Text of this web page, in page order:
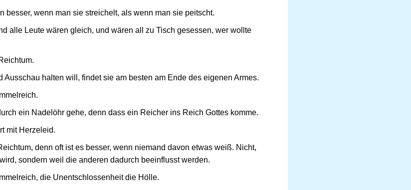
besser, wenn man sie streichelt, als wenn man sie peitscht.
alle Leute wären gleich, und wären all zu Tisch gesessen, wer wollte
Ausschau halten will, findet sie am besten am Ende des eigenen Armes.
ein Nadelöhr gehe, denn dass ein Reicher ins Reich Gottes komme.
mit Herzeleid.
denn oft ist es besser, wenn niemand davon etwas weiß. Nicht,
sondern weil die anderen dadurch beeinflusst werden.
die Unentschlossenheit die Hölle.